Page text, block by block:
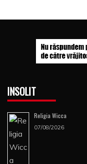
INSOLIT
Religia Wicca
07/08/2026